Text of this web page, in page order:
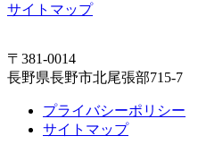
サイトマップ
〒381-0014
長野県長野市北尾張部715-7
プライバシーポリシー
サイトマップ